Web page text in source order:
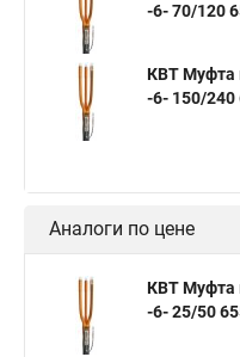
-6- 70/120
КВТ Муфта
-6- 150/240
Аналоги по цене
КВТ Муфта
-6- 25/50